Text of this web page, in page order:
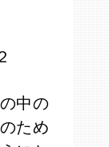
中の
ため